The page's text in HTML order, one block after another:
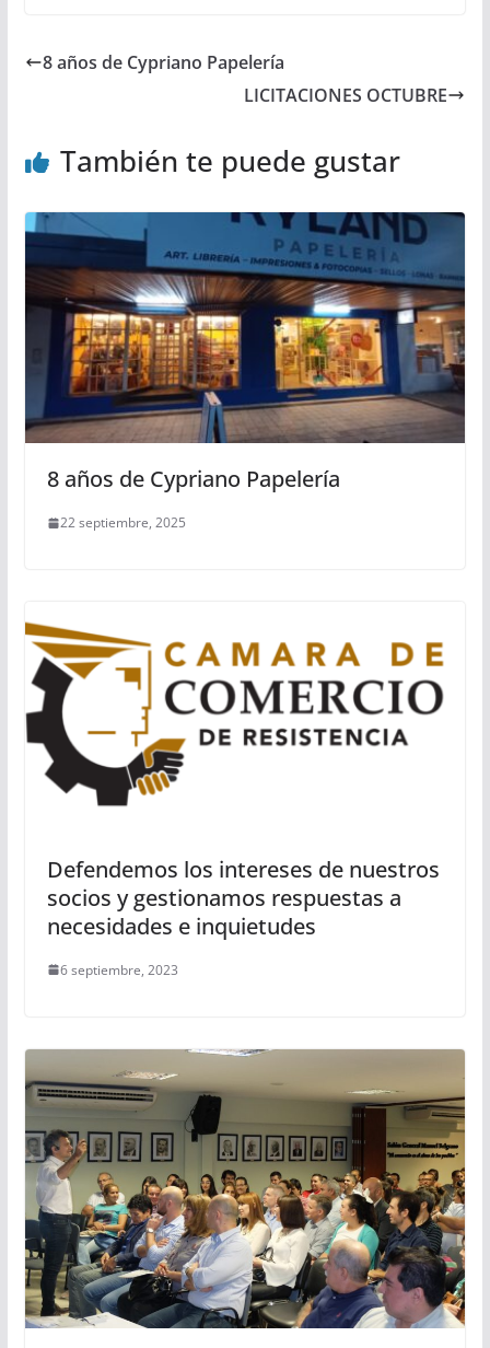
8 años de Cypriano Papelería
LICITACIONES OCTUBRE
También te puede gustar
8 años de Cypriano Papelería
22 septiembre, 2025
Defendemos los intereses de nuestros
socios y gestionamos respuestas a
necesidades e inquietudes
6 septiembre, 2023